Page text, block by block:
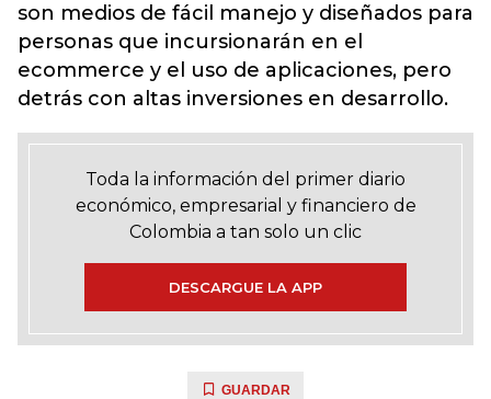
son medios de fácil manejo y diseñados para
personas que incursionarán en el
ecommerce y el uso de aplicaciones, pero
detrás con altas inversiones en desarrollo.
Toda la información del primer diario
económico, empresarial y financiero de
Colombia a tan solo un clic
DESCARGUE LA APP
GUARDAR